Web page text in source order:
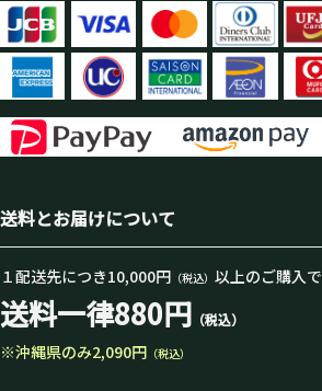
送料とお届けについて
１配送先につき10,000円 （税込） 以上のご購入で
送料一律880円 （税込）
※沖縄県のみ2,090円 （税込）